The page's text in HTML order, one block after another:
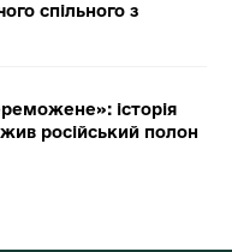
спільного з
історія
російський полон